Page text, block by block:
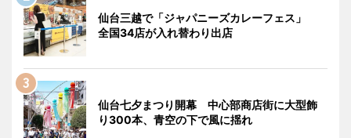
仙台三越で「ジャパニーズカレーフェス」
全国34店が入れ替わり出店
仙台七夕まつり開幕 中心部商店街に大型飾
り300本、青空の下で風に揺れ